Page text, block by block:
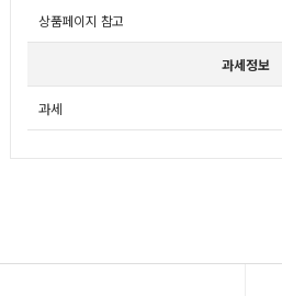
상품페이지 참고
과세정보
과세